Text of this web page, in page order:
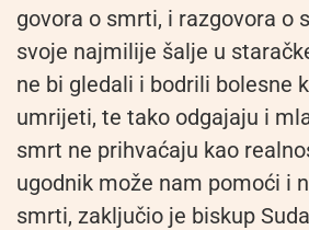
govora o smrti, i razgovora o
svoje najmilije šalje u
ne bi gledali i bodrili bolesne
umrijeti, te tako odgajaju i
smrt ne prihvaćaju kao
ugodnik može nam pomoći i
smrti, zaključio je biskup